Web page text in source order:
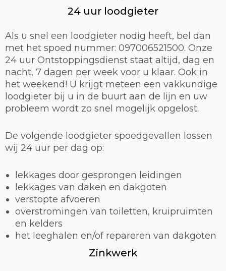
24 uur loodgieter
Als u snel een loodgieter nodig heeft, bel dan
met het spoed nummer: 097006521500. Onze
24 uur Ontstoppingsdienst staat altijd, dag en
nacht, 7 dagen per week voor u klaar. Ook in
het weekend! U krijgt meteen een vakkundige
loodgieter bij u in de buurt aan de lijn en uw
probleem wordt zo snel mogelijk opgelost.
De volgende loodgieter spoedgevallen lossen
wij 24 uur per dag op:
lekkages door gesprongen leidingen
lekkages van daken en dakgoten
verstopte afvoeren
overstromingen van toiletten, kruipruimten
en kelders
het leeghalen en/of repareren van dakgoten
Zinkwerk